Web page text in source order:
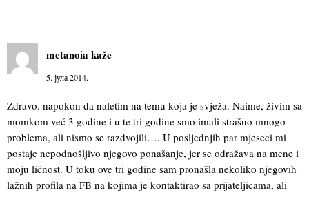
metanoia kaže
5. јула 2014.
Zdravo. napokon da naletim na temu koja je svježa. Naime, živim sa
momkom već 3 godine i u te tri godine smo imali strašno mnogo
problema, ali nismo se razdvojili…. U posljednjih par mjeseci mi
postaje nepodnošljivo njegovo ponašanje, jer se odražava na mene i
moju ličnost. U toku ove tri godine sam pronašla nekoliko njegovih
lažnih profila na FB na kojima je kontaktirao sa prijateljicama, ali